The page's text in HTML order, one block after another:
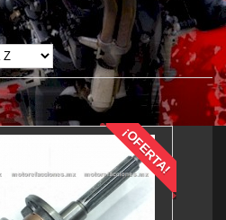
¡OFERTA!